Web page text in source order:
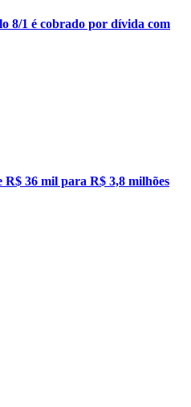
8/1 é cobrado por dívida com
36 mil para R$ 3,8 milhões